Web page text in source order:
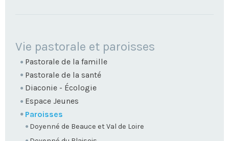
NAVIGATION
Vie pastorale et paroisses
Pastorale de la famille
Pastorale de la santé
Diaconie - Écologie
Espace Jeunes
Paroisses
Doyenné de Beauce et Val de Loire